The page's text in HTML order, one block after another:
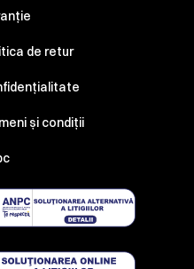
de retur
și condiții